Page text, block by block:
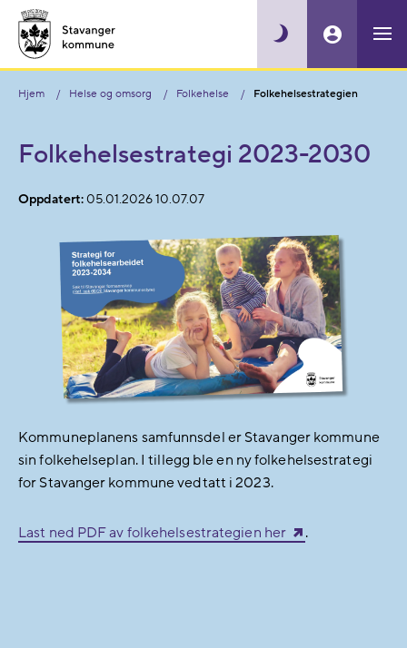
Hjem Helse og omsorg Folkehelse Folkehelsestrategien
Folkehelsestrategi 2023-2030
Oppdatert: 05.01.2026 10.07.07
Kommuneplanens samfunnsdel er Stavanger kommune
sin folkehelseplan. I tillegg ble en ny folkehelsestrategi
for Stavanger kommune vedtatt i 2023.
Last ned PDF av folkehelsestrategien her .